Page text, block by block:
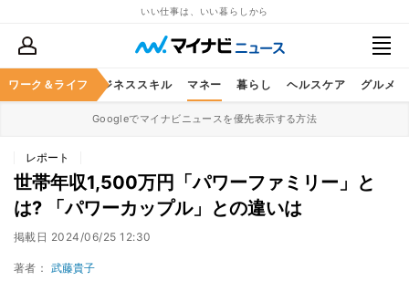
いい仕事は、いい暮らしから
ワーク＆ライフ
キャリア ビジネススキル マネー 暮らし ヘルスケア グルメ
Googleでマイナビニュースを優先表示する方法
レポート
世帯年収1,500万円「パワーファミリー」と
は? 「パワーカップル」との違いは
掲載日 2024/06/25 12:30
著者： 武藤貴子